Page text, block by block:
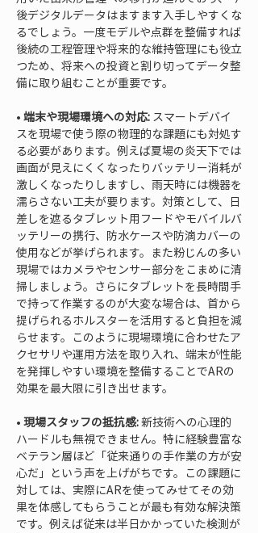
後デジタルデータはますます入手しやすくな
るでしょう。一度モデルや点群を整備すれば
後続の工程管理や将来的な維持管理にも役立
つため、将来への投資と割り切ってデータ整
• 端末や現場環境への対応: スマートデバイ
スを現場で使う際の物理的な課題にも対処す
る必要があります。例えば夏場の炎天下では
画面が見えにくくなったりバッテリー消耗が
激しくなったりしますし、雨天時には機器を
濡らさない工夫が要ります。対策として、日
差しを遮るタブレット用フードやモバイルバ
ッテリーの携行、防水ケースや防滴カバーの
使用などが挙げられます。また粉じんの多い
現場ではカメラやセンサー部分をこまめに清
掃しましょう。さらにタブレットを長時間手
で持って作業するのが大変な場合は、首から
提げられるホルスターを活用すると負担を減
らせます。このように現場環境に合わせたア
クセサリや運用方法を取り入れ、端末が性能
を発揮しやすい環境を整備することでARの
• 現場スタッフの抵抗感: 新技術への心理的
ハードルも無視できません。特に経験豊富な
ベテラン層ほど「従来通りの手作業の方が安
心だ」という声を上げがちです。この課題に
対しては、実際にARを使ってみせてその効
果を体感してもらうことが最も有効な解決策
です。例えば従来は半日かかっていた検測が